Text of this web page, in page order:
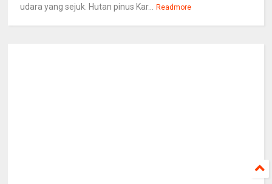
udara yang sejuk. Hutan pinus Kar...
Readmore